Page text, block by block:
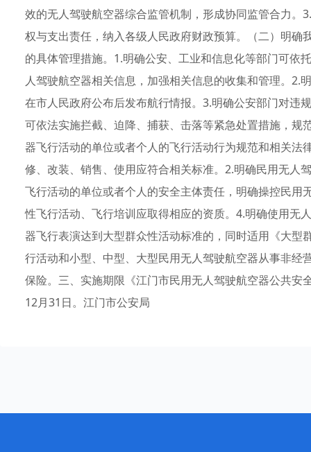
效的无人驾驶航空器综合监管机制，形成协同监管合力
权与支出责任，纳入各级人民政府财政预算。（二）明
的具体管理措施。1.明确公安、工业和信息化等部门可依
人驾驶航空器相关信息，加强相关信息的收集和管理。2.
在市人民政府公布后发布航行情报。3.明确公安部门对违
可依法实施拦截、迫降、捕获、击落等紧急处置措施，
器飞行活动的单位或者个人的飞行活动行为规范和相关
修、改装、销售、使用应符合相关标准。2.明确民用无人
飞行活动的单位或者个人的安全主体责任，明确操控民
性飞行活动、飞行培训应取得相应的资质。4.明确使用无
器飞行表演达到大型群众性活动标准的，同时适用《大
行活动和小型、中型、大型民用无人驾驶航空器从事非
保险。三、实施期限《江门市民用无人驾驶航空器公共
12月31日。江门市公安局